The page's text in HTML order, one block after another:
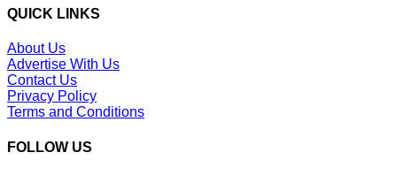
QUICK LINKS
About Us
Advertise With Us
Contact Us
Privacy Policy
Terms and Conditions
FOLLOW US